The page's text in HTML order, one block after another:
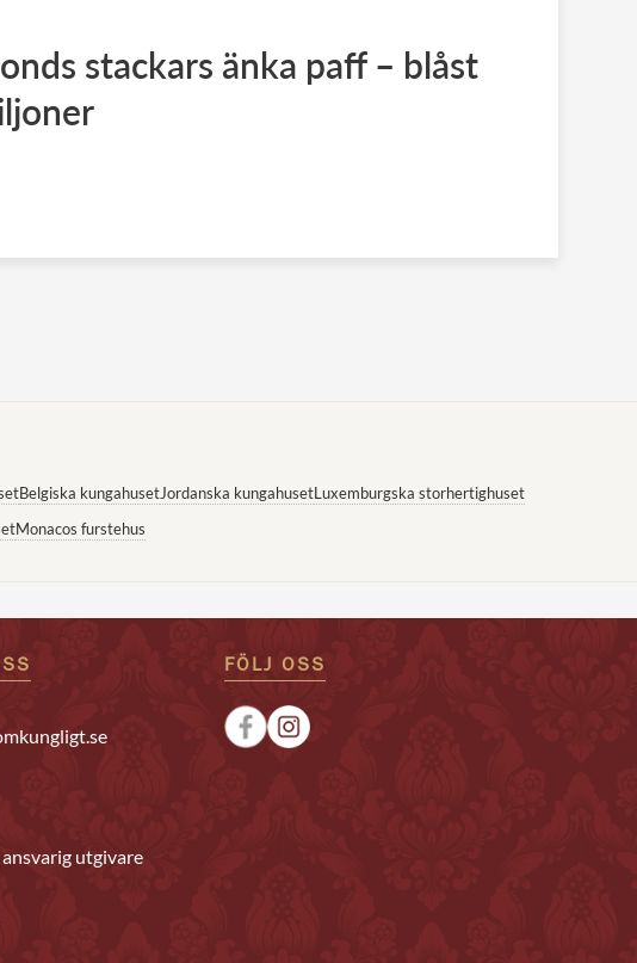
stackars änka paff – blåst
Belgiska kungahusetJordanska kungahusetLuxemburgska storhertighuset
Monacos furstehus
utgivare
FÖLJ OSS